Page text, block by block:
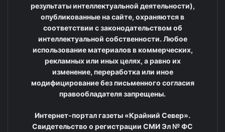
результаты интеллектуальной деятельности),
опубликованные на сайте, охраняются в
соответствии с законодательством об
интеллектуальной собственности. Любое
использование материалов в коммерческих,
рекламных или иных целях, а равно их
изменение, переработка или иное
модифицирование без письменного согласия
правообладателя запрещены.
Интернет-портал газеты «Крайний Север».
Свидетельство о регистрации СМИ Эл № ФС